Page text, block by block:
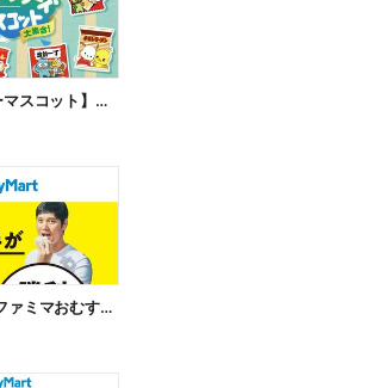
【サンリオ×メーカーマスコット】オリジナルグッズ貰える!
【おトク】大谷選手ファミマおむすび割